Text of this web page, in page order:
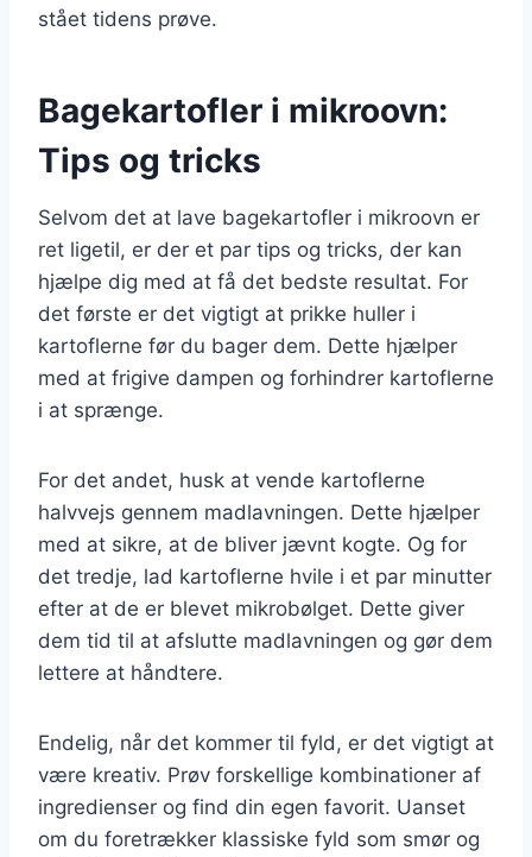
stået tidens prøve.
Bagekartofler i mikroovn:
Tips og tricks
Selvom det at lave bagekartofler i mikroovn er
ret ligetil, er der et par tips og tricks, der kan
hjælpe dig med at få det bedste resultat. For
det første er det vigtigt at prikke huller i
kartoflerne før du bager dem. Dette hjælper
med at frigive dampen og forhindrer kartoflerne
i at sprænge.
For det andet, husk at vende kartoflerne
halvvejs gennem madlavningen. Dette hjælper
med at sikre, at de bliver jævnt kogte. Og for
det tredje, lad kartoflerne hvile i et par minutter
efter at de er blevet mikrobølget. Dette giver
dem tid til at afslutte madlavningen og gør dem
lettere at håndtere.
Endelig, når det kommer til fyld, er det vigtigt at
være kreativ. Prøv forskellige kombinationer af
ingredienser og find din egen favorit. Uanset
om du foretrækker klassiske fyld som smør og